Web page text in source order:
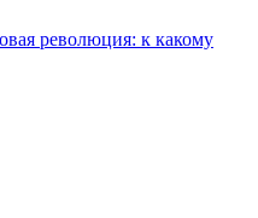
революция: к какому